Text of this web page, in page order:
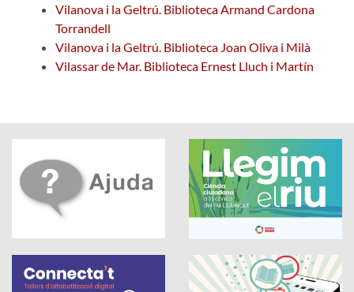
Vilanova i la Geltrú. Biblioteca Armand Cardona
Torrandell
Vilanova i la Geltrú. Biblioteca Joan Oliva i Milà
Vilassar de Mar. Biblioteca Ernest Lluch i Martín